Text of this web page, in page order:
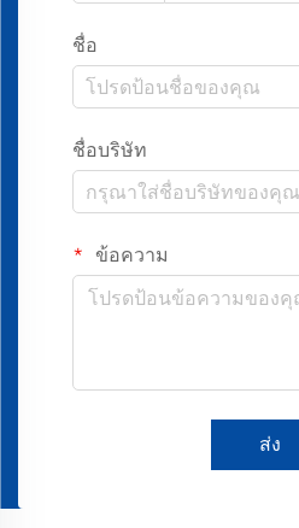
ชื่อ
ชื่อบริษัท
ข้อความ
ส่ง